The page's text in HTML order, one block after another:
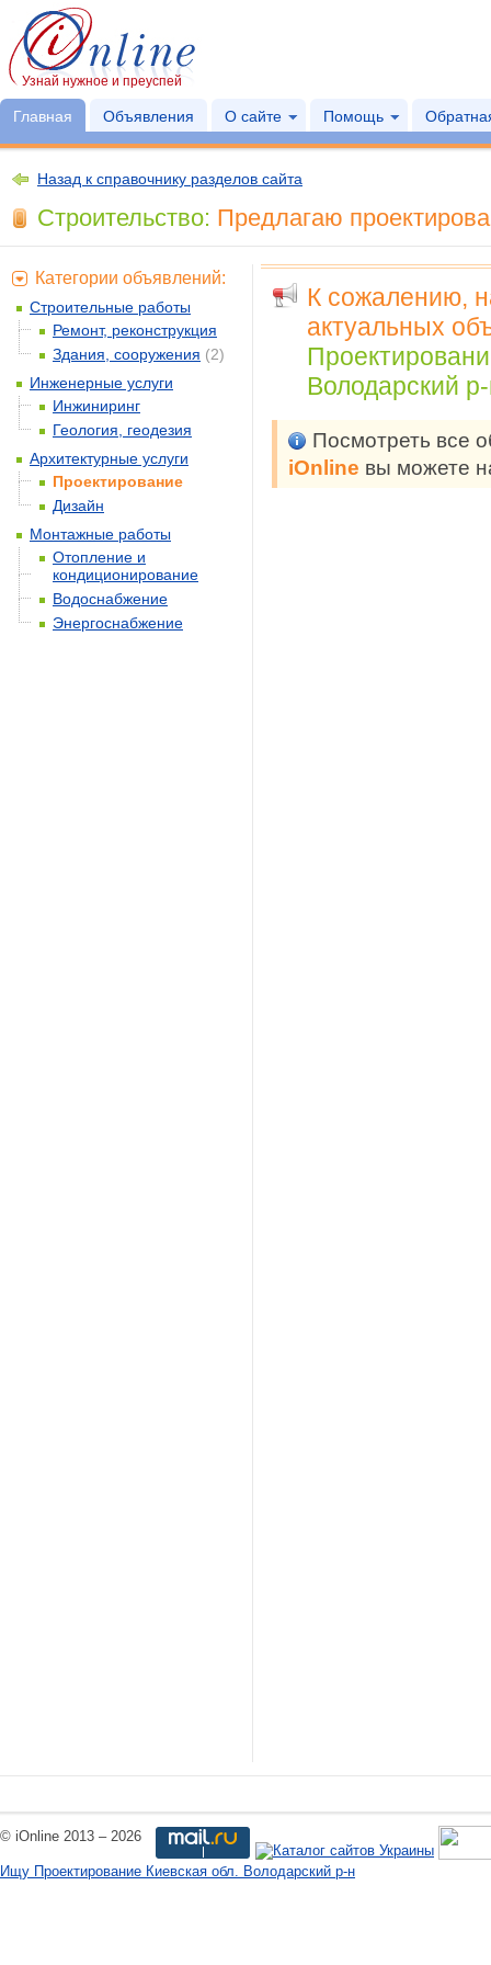
Узнай нужное и преуспей
Главная Объявления О сайте Помощь
Назад к справочнику разделов сайта
Строительство: Предлагаю
К сожалению,
актуальных
Володарский
Посмотреть все
iOnline вы можете
Категории объявлений:
Строительные работы
Ремонт, реконструкция
Здания, сооружения (2)
Инженерные услуги
Инжиниринг
Геология, геодезия
Архитектурные услуги
Проектирование
Дизайн
Монтажные работы
Отопление и
кондиционирование
Водоснабжение
Энергоснабжение
© iOnline 2013 – 2026
Ищу Проектирование Киевская обл. Володарский р-н